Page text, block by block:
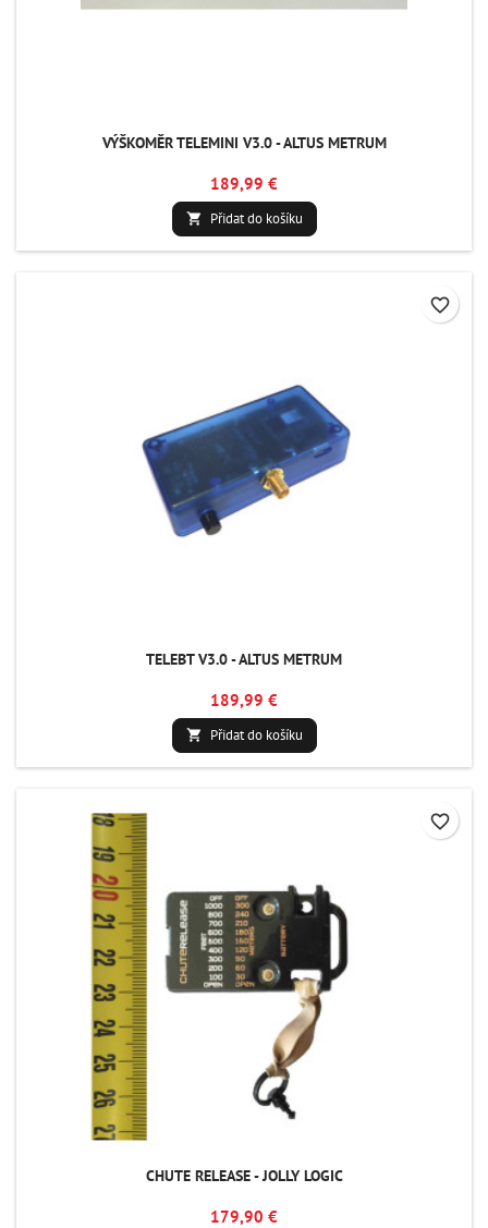
VÝŠKOMĚR TELEMINI V3.0 - ALTUS METRUM
189,99 €
 Přidat do košíku
TELEBT V3.0 - ALTUS METRUM
189,99 €
 Přidat do košíku
favorite_border
CHUTE RELEASE - JOLLY LOGIC
179,90 €
favorite_border